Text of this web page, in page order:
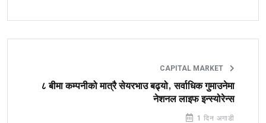
CAPITAL MARKET
८ बीमा कम्पनीको मात्रै सेयरभाउ बढ्यो, सर्वाधिक गुमाउनेमा
नेशनल लाइफ इन्स्योरेन्स
1 दिन अगाडी